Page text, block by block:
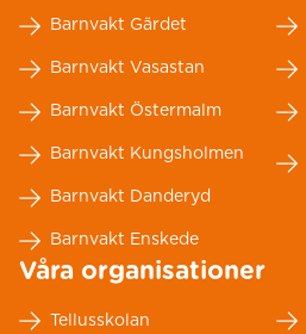
Barnvakt Gärdet
Barnvakt Vasastan
Barnvakt Östermalm
Barnvakt Kungsholmen
Barnvakt Danderyd
Barnvakt Enskede
Våra organisationer
Tellusskolan